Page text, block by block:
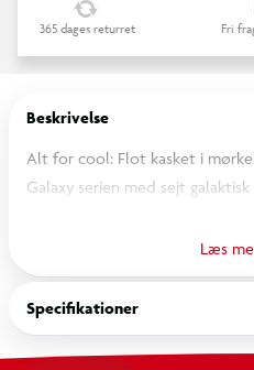
365 dages returret Fri
Beskrivelse
Alt for cool: Flot kasket i
Galaxy serien med sejt
samt en justerbar snapback-
hovedets størrelse. Materiale:
bomuld. Kan ikke vaskes eller
anbefales.
Læs
Specifikationer